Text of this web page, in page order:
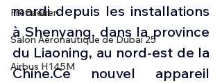
Fret aérien
Salon Aéronautique de Dubaï 25
Airbus H145M
mardi depuis les installations
à Shenyang, dans la province
du Liaoning, au nord-est de la
Chine.Ce nouvel appareil